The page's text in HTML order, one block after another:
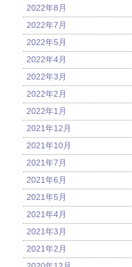
2022年8月
2022年7月
2022年5月
2022年4月
2022年3月
2022年2月
2022年1月
2021年12月
2021年10月
2021年7月
2021年6月
2021年5月
2021年4月
2021年3月
2021年2月